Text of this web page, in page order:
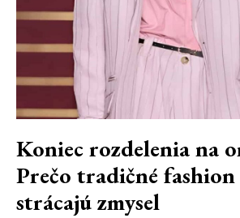
Koniec rozdelenia na
Prečo tradičné fashion
strácajú zmysel